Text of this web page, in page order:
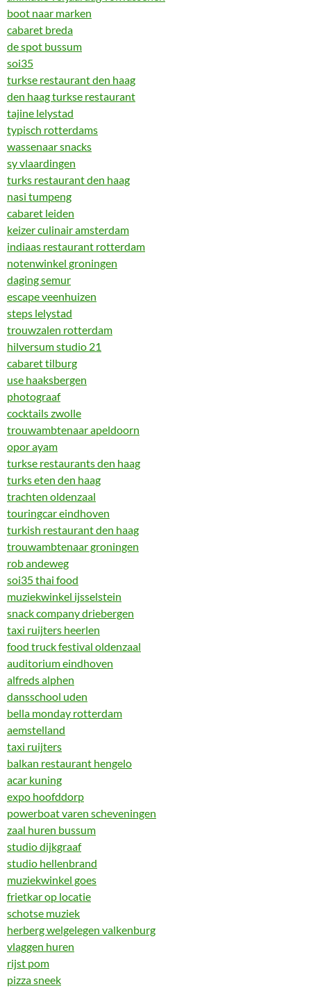
boot naar marken
cabaret breda
de spot bussum
soi35
turkse restaurant den haag
den haag turkse restaurant
tajine lelystad
typisch rotterdams
wassenaar snacks
sy vlaardingen
turks restaurant den haag
nasi tumpeng
cabaret leiden
keizer culinair amsterdam
indiaas restaurant rotterdam
notenwinkel groningen
daging semur
escape veenhuizen
steps lelystad
trouwzalen rotterdam
hilversum studio 21
cabaret tilburg
use haaksbergen
photograaf
cocktails zwolle
trouwambtenaar apeldoorn
opor ayam
turkse restaurants den haag
turks eten den haag
trachten oldenzaal
touringcar eindhoven
turkish restaurant den haag
trouwambtenaar groningen
rob andeweg
soi35 thai food
muziekwinkel ijsselstein
snack company driebergen
taxi ruijters heerlen
food truck festival oldenzaal
auditorium eindhoven
alfreds alphen
dansschool uden
bella monday rotterdam
aemstelland
taxi ruijters
balkan restaurant hengelo
acar kuning
expo hoofddorp
powerboat varen scheveningen
zaal huren bussum
studio dijkgraaf
studio hellenbrand
muziekwinkel goes
frietkar op locatie
schotse muziek
herberg welgelegen valkenburg
vlaggen huren
rijst pom
pizza sneek